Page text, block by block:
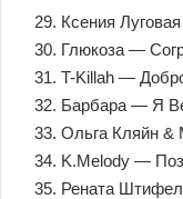
29. Ксения
30. Глюкоза —
31. T-Killah —
32. Барбара — Я
33. Ольга Кляйн &
34. K.Melody —
35. Рената